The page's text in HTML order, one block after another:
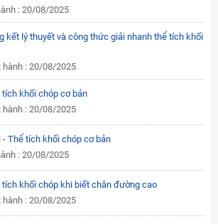
: 20/08/2025
kết lý thuyết và công thức giải nhanh thể tích khối
hành : 20/08/2025
tích khối chóp cơ bản
hành : 20/08/2025
- Thể tích khối chóp cơ bản
: 20/08/2025
tích khối chóp khi biết chân đường cao
hành : 20/08/2025